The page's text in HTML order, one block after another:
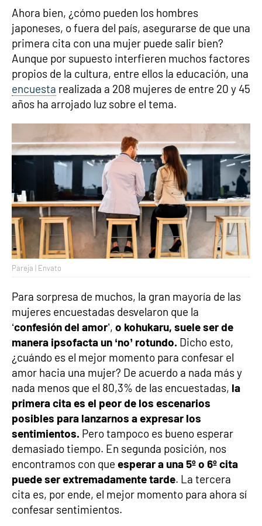
Ahora bien, ¿cómo pueden los hombres
japoneses, o fuera del país, asegurarse de que una
primera cita con una mujer puede salir bien?
Aunque por supuesto interfieren muchos factores
propios de la cultura, entre ellos la educación, una
encuesta realizada a 208 mujeres de entre 20 y 45
años ha arrojado luz sobre el tema.
Pareja | Envato
Para sorpresa de muchos, la gran mayoría de las
mujeres encuestadas desvelaron que la
‘confesión del amor’, o kohukaru, suele ser de
manera ipsofacta un ‘no’ rotundo. Dicho esto,
¿cuándo es el mejor momento para confesar el
amor hacia una mujer? De acuerdo a nada más y
nada menos que el 80,3% de las encuestadas, la
primera cita es el peor de los escenarios
posibles para lanzarnos a expresar los
sentimientos. Pero tampoco es bueno esperar
demasiado tiempo. En segunda posición, nos
encontramos con que esperar a una 5º o 6º cita
puede ser extremadamente tarde. La tercera
cita es, por ende, el mejor momento para ahora sí
confesar sentimientos.